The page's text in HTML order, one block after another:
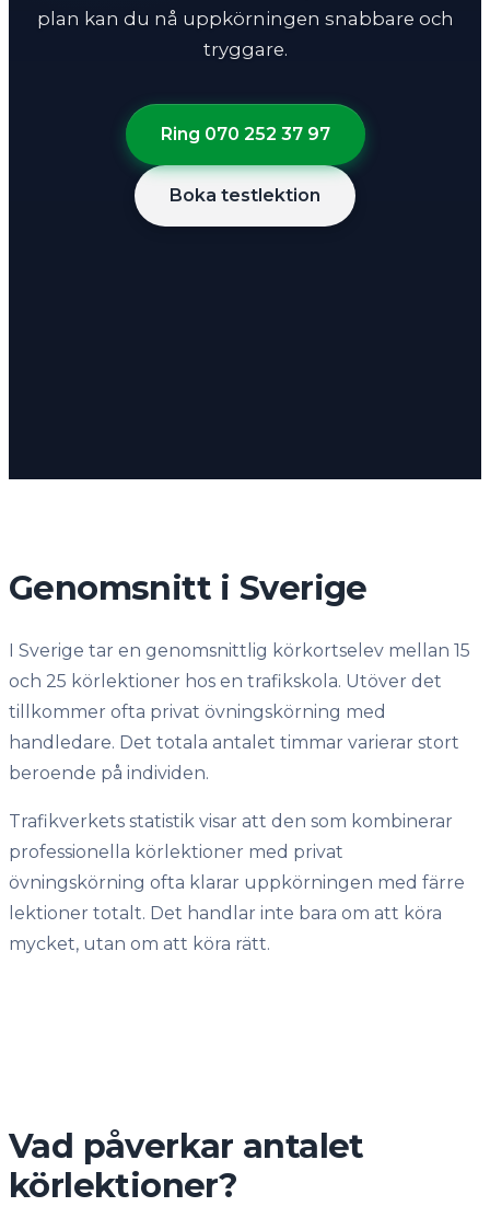
plan kan du nå uppkörningen snabbare och
tryggare.
Ring 070 252 37 97
Boka testlektion
Genomsnitt i Sverige
I Sverige tar en genomsnittlig körkortselev mellan 15
och 25 körlektioner hos en trafikskola. Utöver det
tillkommer ofta privat övningskörning med
handledare. Det totala antalet timmar varierar stort
beroende på individen.
Trafikverkets statistik visar att den som kombinerar
professionella körlektioner med privat
övningskörning ofta klarar uppkörningen med färre
lektioner totalt. Det handlar inte bara om att köra
mycket, utan om att köra rätt.
Vad påverkar antalet
körlektioner?